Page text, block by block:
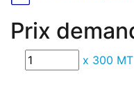
Prix
x 300 MT